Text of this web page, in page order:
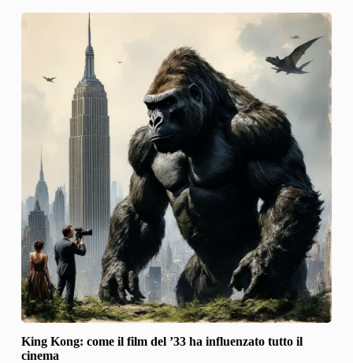
King Kong: come il film del ’33 ha influenzato tutto il
cinema